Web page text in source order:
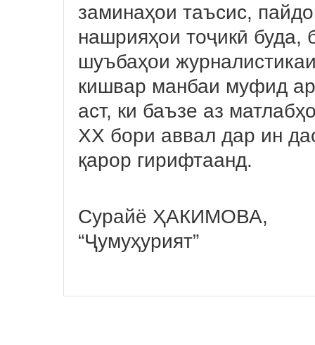
заминаҳои таъсис,
нашрияҳои тоҷикӣ буда,
шуъбаҳои
кишвар манбаи муфид
аст, ки баъзе аз
ХХ бори аввал дар ин
қарор гирифтаанд.
Сурайё ҲАКИМОВА,
“Ҷумуҳурият”